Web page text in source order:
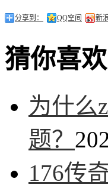
分享到： QQ空间 新
猜你喜欢
为什么
题？
176传